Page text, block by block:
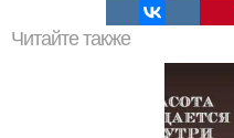
Читайте также